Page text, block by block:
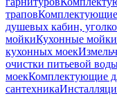
траповКомплектующие
душевых кабин,
мойкиКухонные мойки
кухонных моек
очистки питьевой
моекКомплектующие
сантехника